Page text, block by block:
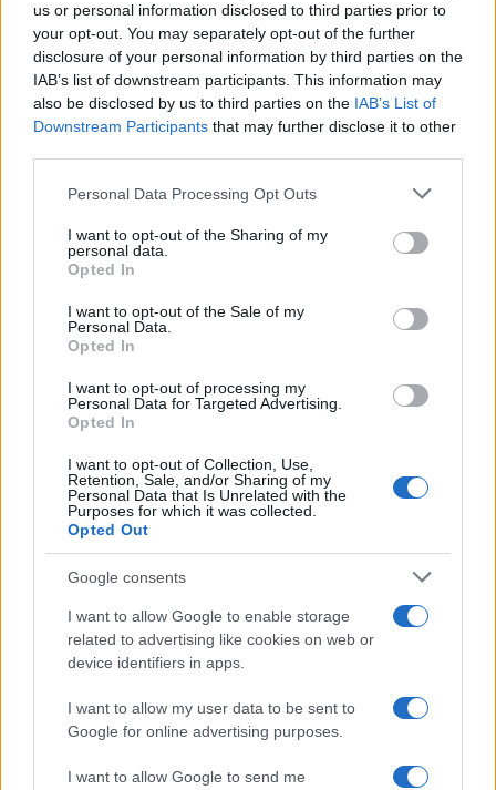
us or personal information disclosed to third parties prior to
your opt-out. You may separately opt-out of the further
disclosure of your personal information by third parties on the
IAB’s list of downstream participants. This information may
also be disclosed by us to third parties on the IAB’s List of
Downstream Participants that may further disclose it to other
Please note that this website/app uses one or more Google
not limited to your visit or usage behaviour. You may click to
grant or deny consent to Google and its third-party tags to
use your data for below specified purposes in below Google
consent section.
Personal Data Processing Opt Outs
I want to opt-out of the Sharing of my
personal data.
Opted In
I want to opt-out of the Sale of my
Personal Data.
Opted In
I want to opt-out of processing my
Personal Data for Targeted Advertising.
Opted In
I want to opt-out of Collection, Use,
Retention, Sale, and/or Sharing of my
Personal Data that Is Unrelated with the
Purposes for which it was collected.
Opted Out
Google consents
I want to allow Google to enable storage
related to advertising like cookies on web or
device identifiers in apps.
I want to allow my user data to be sent to
Google for online advertising purposes.
I want to allow Google to send me
Petrolio in calo, Brent a 88.9 USD dopo un ribasso del 8.3%
Andrea Innocenti · 7 Ago 2026
NEWS
Petrolio in calo: Brent a 88.9 dollari, ribassi diffusi tra le
materie prime